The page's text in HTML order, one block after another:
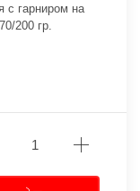
с гарниром на
200 гр.